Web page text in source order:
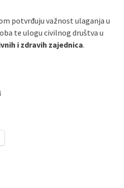
potvrđuju važnost ulaganja u
te ulogu civilnog društva u
i zdravih zajednica.